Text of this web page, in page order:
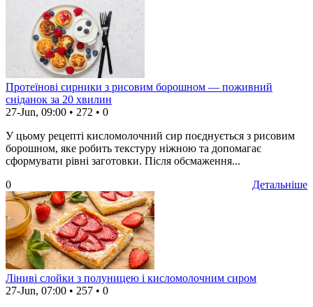
Протеїнові сирники з рисовим борошном — поживний
сніданок за 20 хвилин
27-Jun, 09:00 • 272 • 0
У цьому рецепті кисломолочний сир поєднується з рисовим
борошном, яке робить текстуру ніжною та допомагає
сформувати рівні заготовки. Після обсмаження...
Детальніше
0
Ліниві слойки з полуницею і кисломолочним сиром
27-Jun, 07:00 • 257 • 0